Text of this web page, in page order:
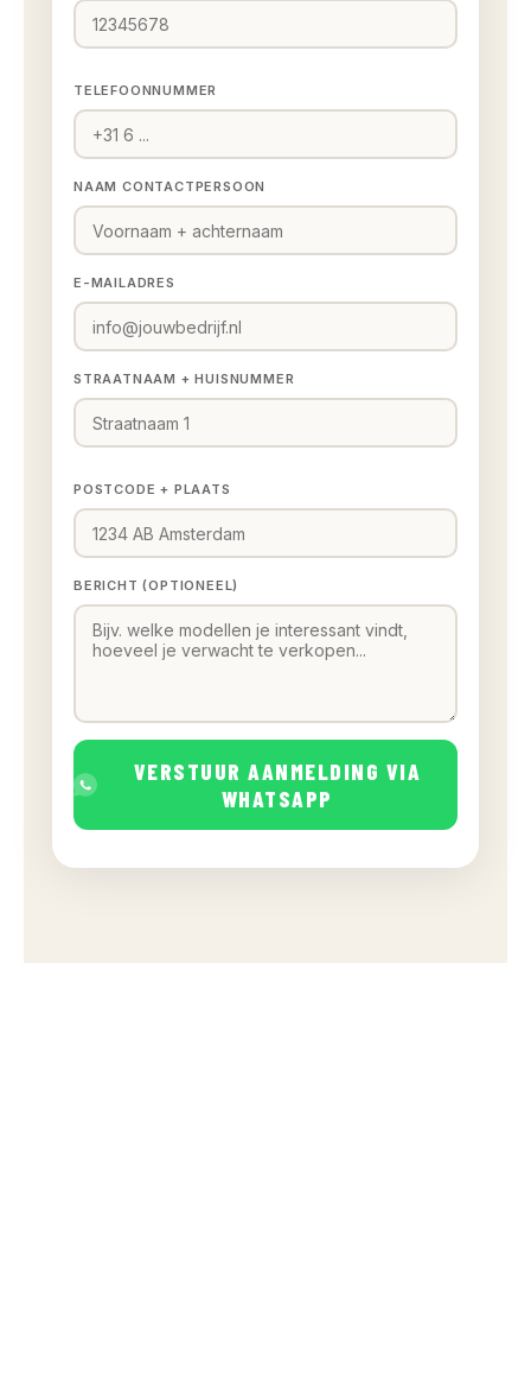
TELEFOONNUMMER
NAAM CONTACTPERSOON
E-MAILADRES
STRAATNAAM + HUISNUMMER
POSTCODE + PLAATS
BERICHT (OPTIONEEL)
VERSTUUR AANMELDING VIA
WHATSAPP